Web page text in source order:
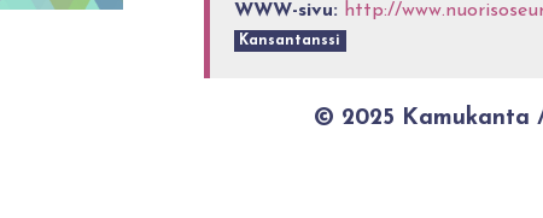
WWW-sivu: http://
Kansantanssi
© 2025 Kamukanta